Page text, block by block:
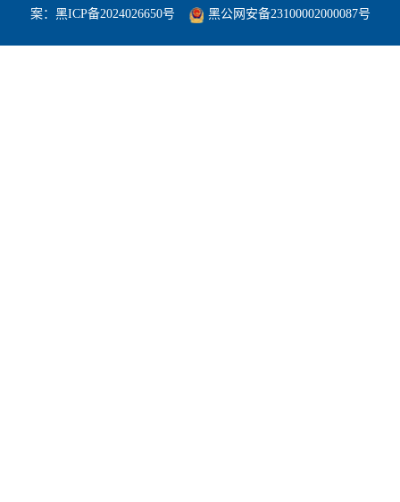
案： 黑ICP备2024026650号 黑公网安备23100002000087号